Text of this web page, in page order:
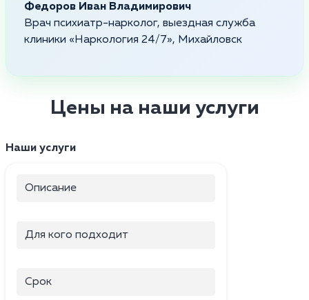
Федоров Иван Владимирович
Врач психиатр-нарколог, выездная служба
клиники «Наркология 24/7», Михайловск
Цены на наши услуги
Наши услуги
Описание
Для кого подходит
Срок